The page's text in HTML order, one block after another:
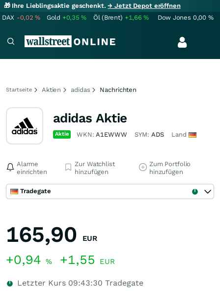
🎁 Ihre Lieblingsaktie geschenkt.→ Jetzt Depot eröffnen
DAX -0,02% Gold +0,35% Öl (Brent) +1,66% Dow Jones 0,00 %
Startseite Aktien adidas Nachrichten
adidas Aktie
Aktie WKN:A1EWWW SYM: ADS Land
Alarme
einrichten
Zur Watchlist
hinzufügen
Zum Portfolio
hinzufügen
Tradegate
165,90 EUR
+0,94 % +1,55 EUR
Letzter Kurs 09:43:30 Tradegate